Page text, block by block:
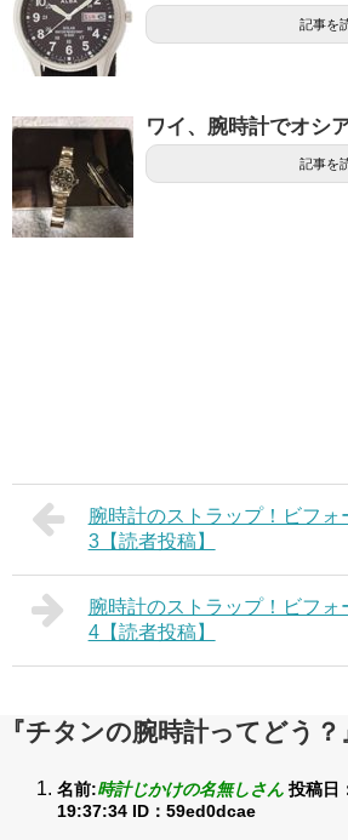
記事を
ワイ、腕時計でオシ
記事を
腕時計のストラップ！ビフォ
3【読者投稿】
腕時計のストラップ！ビフォ
4【読者投稿】
『チタンの腕時計ってどう
名前:時計じかけの名無しさん 投稿日
19:37:34 ID：59ed0dcae